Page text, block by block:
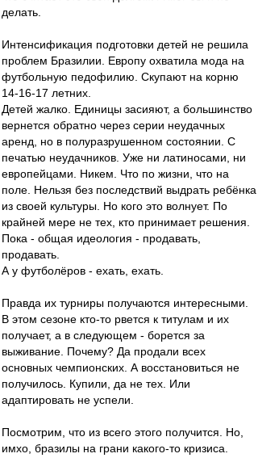
делать.
Интенсификация подготовки детей не решила
проблем Бразилии. Европу охватила мода на
футбольную педофилию. Скупают на корню
14-16-17 летних.
Детей жалко. Единицы засияют, а большинство
вернется обратно через серии неудачных
аренд, но в полуразрушенном состоянии. С
печатью неудачников. Уже ни латиносами, ни
европейцами. Никем. Что по жизни, что на
поле. Нельзя без последствий выдрать ребёнка
из своей культуры. Но кого это волнует. По
крайней мере не тех, кто принимает решения.
Пока - общая идеология - продавать,
продавать.
А у футболёров - ехать, ехать.
Правда их турниры получаются интересными.
В этом сезоне кто-то рвется к титулам и их
получает, а в следующем - борется за
выживание. Почему? Да продали всех
основных чемпионских. А восстановиться не
получилось. Купили, да не тех. Или
адаптировать не успели.
Посмотрим, что из всего этого получится. Но,
имхо, бразилы на грани какого-то кризиса.